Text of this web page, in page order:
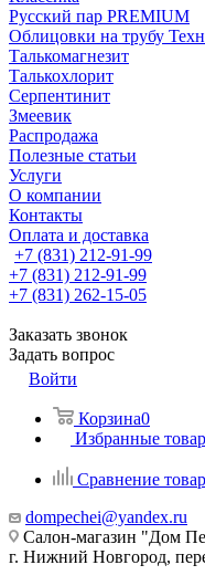
Русский пар PREMIUM
Облицовки на трубу
Талькомагнезит
Талькохлорит
Серпентинит
Змеевик
Распродажа
Полезные статьи
Услуги
О компании
Контакты
Оплата и доставка
+7 (831) 212-91-99
+7 (831) 212-91-99
+7 (831) 262-15-05
Заказать звонок
Задать вопрос
Войти
Корзина0
Избранные
Сравнение
dompechei@yandex.ru
Салон-магазин "Дом
г. Нижний Новгород,